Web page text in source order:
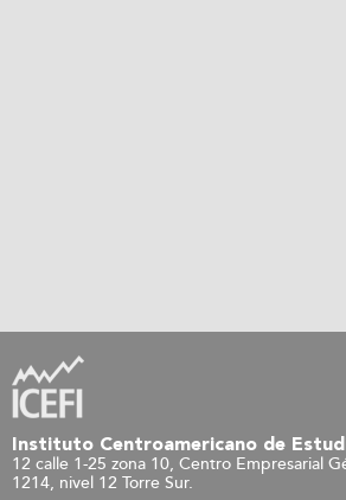
Instituto Centroamericano de
12 calle 1-25 zona 10, Centro Empresarial
1214, nivel 12 Torre Sur.